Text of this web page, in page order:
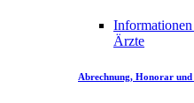
Ärzte
Abrechnung, Honorar